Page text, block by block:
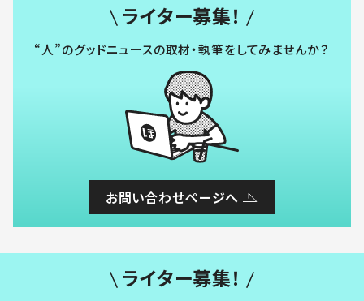
ライター募集！
“人”のグッドニュースの取材・執筆をしてみませんか？
お問い合わせページへ
ライター募集！